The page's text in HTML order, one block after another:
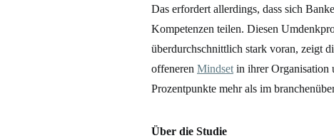
Das erfordert allerdings, dass sich
Kompetenzen teilen. Diesen
überdurchschnittlich stark voran, zeigt
offeneren Mindset in ihrer Organisation
Prozentpunkte mehr als im
Über die Studie